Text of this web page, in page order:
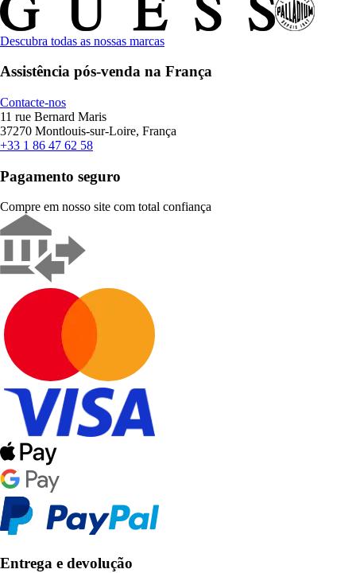
Descubra todas as nossas marcas
Assistência pós-venda na França
Contacte-nos
11 rue Bernard Maris
37270 Montlouis-sur-Loire, França
+33 1 86 47 62 58
Pagamento seguro
Compre em nosso site com total confiança
Entrega e devolução